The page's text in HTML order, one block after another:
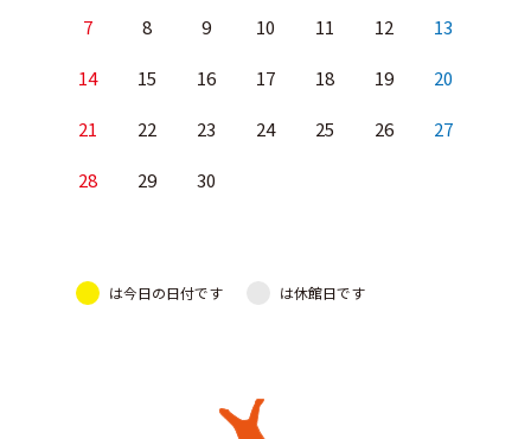
7 8 9 10 11 12 13
14 15 16 17 18 19 20
21 22 23 24 25 26 27
28 29 30
は今日の日付です は休館日です